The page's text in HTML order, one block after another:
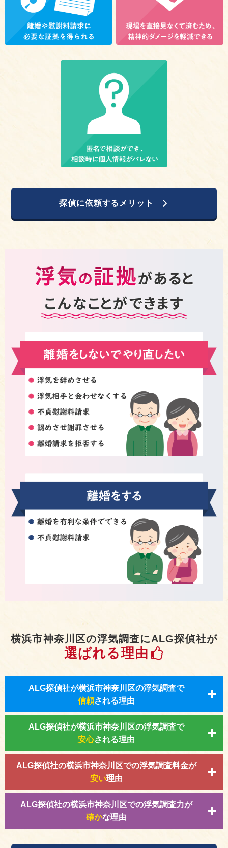
探偵に依頼するメリット
横浜市神奈川区の浮気調査にALG探偵社が
選ばれる理由
ALG探偵社が横浜市神奈川区の浮気調査で
信頼される理由
ALG探偵社が横浜市神奈川区の浮気調査で
安心される理由
ALG探偵社の横浜市神奈川区での浮気調査料金が
安い理由
ALG探偵社の横浜市神奈川区での浮気調査力が
確かな理由